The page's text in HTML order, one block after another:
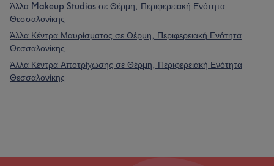
Άλλα Makeup Studios σε Θέρμη, Περιφερειακή Ενότητα
Θεσσαλονίκης
Άλλα Κέντρα Μαυρίσματος σε Θέρμη, Περιφερειακή Ενότητα
Θεσσαλονίκης
Άλλα Κέντρα Αποτρίχωσης σε Θέρμη, Περιφερειακή Ενότητα
Θεσσαλονίκης